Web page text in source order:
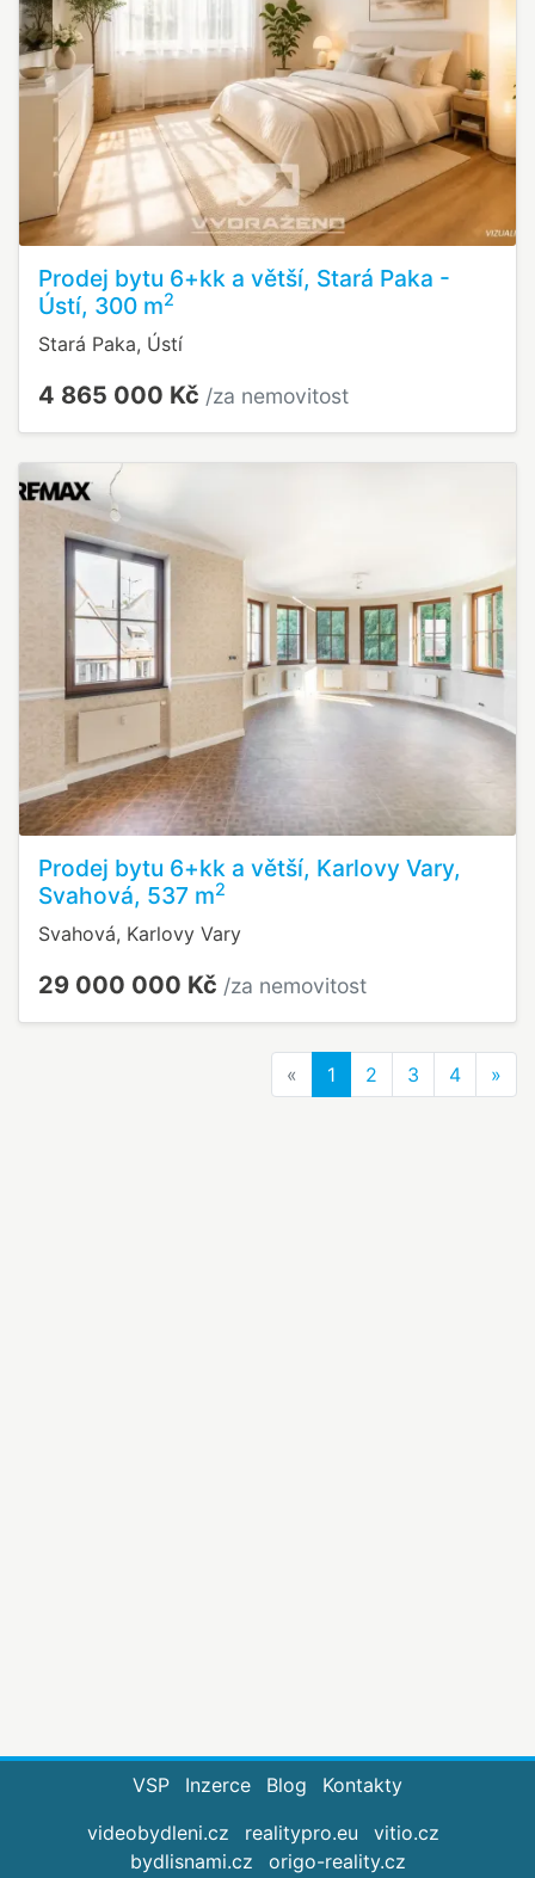
Prodej bytu 6+kk a větší, Stará Paka -
Ústí, 300 m2
Stará Paka, Ústí
4 865 000 Kč /za nemovitost
Prodej bytu 6+kk a větší, Karlovy Vary,
Svahová, 537 m2
Svahová, Karlovy Vary
29 000 000 Kč /za nemovitost
« Previous
1 2 3 4 »
VSP Inzerce Blog
Kontakty
videobydleni.cz
realitypro.eu
vitio.cz
bydlisnami.cz
origo-reality.cz